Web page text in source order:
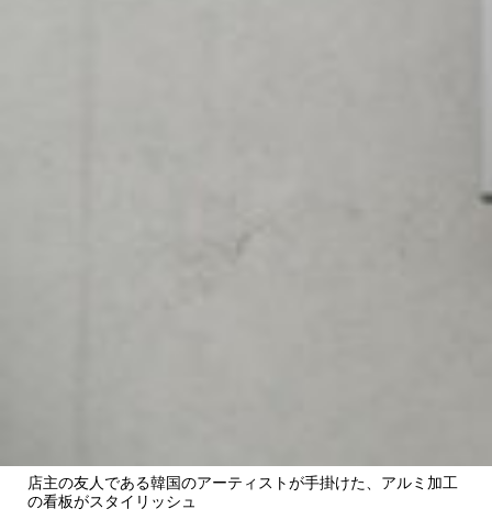
店主の友人である韓国のアーティストが手掛けた、アルミ加工
の看板がスタイリッシュ